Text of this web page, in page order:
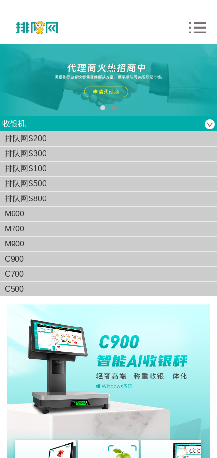
收银机
排队网S200
排队网S300
排队网S100
排队网S500
排队网S800
M600
M700
M900
C900
C700
C500